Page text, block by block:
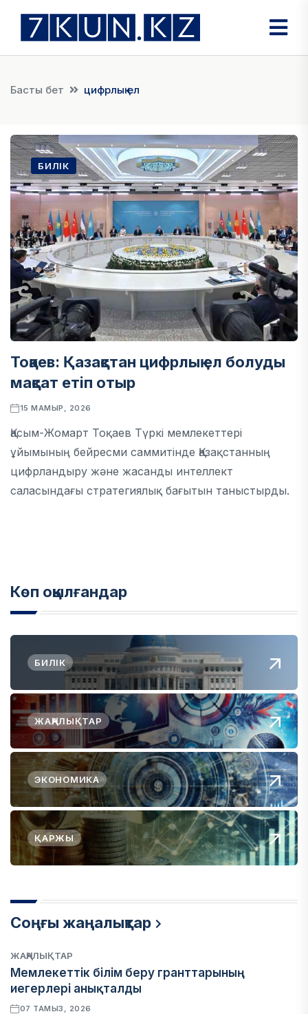
Басты бет цифрлық ел
БИЛІК
Тоқаев: Қазақстан цифрлық ел болуды
мақсат етіп отыр
15 МАМЫР, 2026
Қасым-Жомарт Тоқаев Түркі мемлекеттері
ұйымының бейресми саммитінде Қазақстанның
цифрландыру және жасанды интеллект
саласындағы стратегиялық бағытын таныстырды.
Көп оқылғандар
БИЛІК
ЖАҢАЛЫҚТАР
ЭКОНОМИКА
ҚАРЖЫ
Соңғы жаңалықтар
ЖАҢАЛЫҚТАР
Мемлекеттік білім беру гранттарының
иегерлері анықталды
07 ТАМЫЗ, 2026